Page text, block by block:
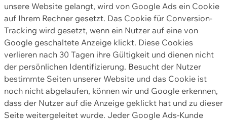
unsere Website gelangt, wird von Google Ads ein Cookie
auf Ihrem Rechner gesetzt. Das Cookie für Conversion-
Tracking wird gesetzt, wenn ein Nutzer auf eine von
Google geschaltete Anzeige klickt. Diese Cookies
verlieren nach 30 Tagen ihre Gültigkeit und dienen nicht
der persönlichen Identifizierung. Besucht der Nutzer
bestimmte Seiten unserer Website und das Cookie ist
noch nicht abgelaufen, können wir und Google erkennen,
dass der Nutzer auf die Anzeige geklickt hat und zu dieser
Seite weitergeleitet wurde. Jeder Google Ads-Kunde